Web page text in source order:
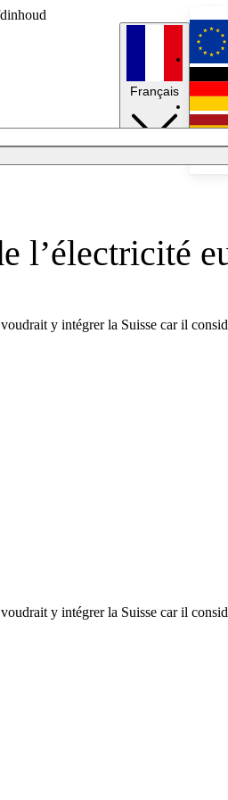
Français
l’électricité
y intégrer la Suisse car il
y intégrer la Suisse car il